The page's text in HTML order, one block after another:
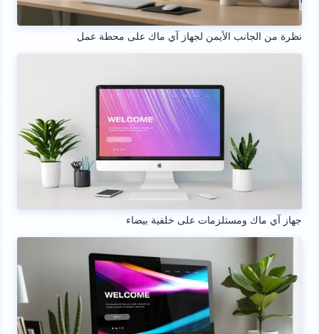
نظرة من الجانب الأيمن لجهاز آي ماك على محطة عمل
جهاز آي ماك ومستلزمات على خلفية بيضاء